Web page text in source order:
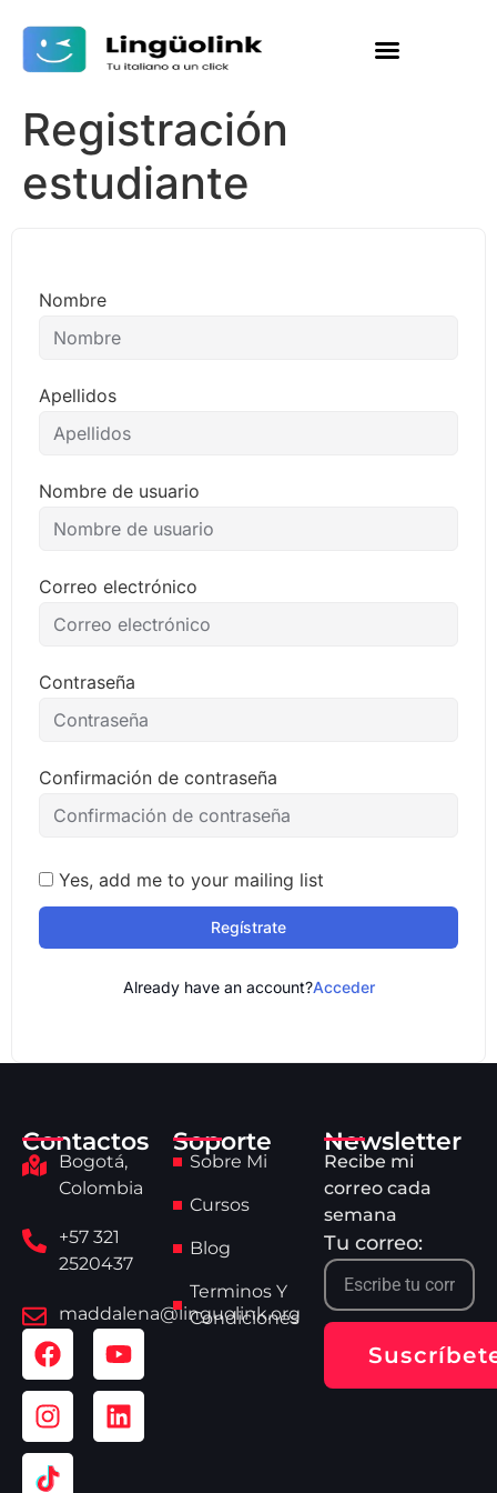
Registración
estudiante
Nombre
Apellidos
Nombre de usuario
Correo electrónico
Contraseña
Confirmación de contraseña
Yes, add me to your mailing list
Regístrate
Already have an account?Acceder
Contactos
Bogotá,
Colombia
+57 321
2520437
maddalena@linguolink.org
Soporte
Sobre Mi
Cursos
Blog
Terminos Y
Condiciones
Newsletter
Recibe mi
correo cada
semana
Tu correo: